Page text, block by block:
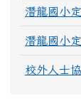
潛龍國小
潛龍國小
校外人士